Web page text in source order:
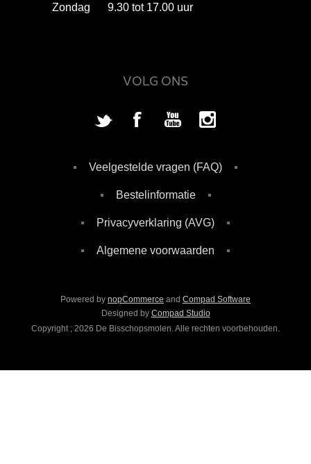
Zondag
9.30 tot 17.00 uur
VOLG ONS
Veelgestelde vragen (FAQ)
Bestelinformatie
Privacyverklaring (AVG)
Algemene voorwaarden
Powered by nopCommerce and Compad Software
Designed by Compad Studio
Copyright ; 2026 De Bisschopsmolen. Alle rechten voorbehouden.